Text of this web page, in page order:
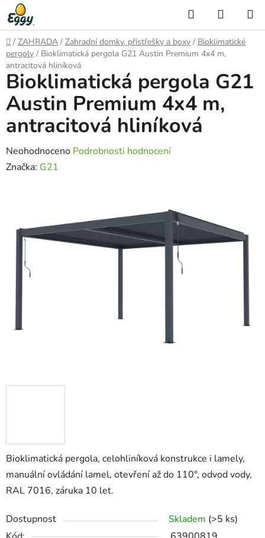
Přejít
na
obsah
Hledat
KOŠÍK
Domů
/ ZAHRADA / Zahradní domky, přístřešky a boxy / Bioklimatické
pergoly / Bioklimatická pergola G21 Austin Premium 4x4 m,
antracitová hliníková
Bioklimatická pergola, celohliníková konstrukce i lamely,
manuální ovládání lamel, otevření až do 110°, odvod vody,
RAL 7016, záruka 10 let.
Dostupnost Skladem (>5 ks)
Bioklimatická pergola G21
Austin Premium 4x4 m,
antracitová hliníková
Průměrné
hodnocení
hvězdiček.
Neohodnoceno Podrobnosti hodnocení
Značka: G21